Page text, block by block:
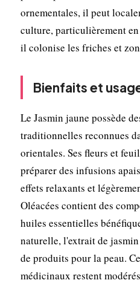
ornementales, il peut
culture, particulièrement
il colonise les friches et
Bienfaits et
Le Jasmin jaune possède
traditionnelles reconnues
orientales. Ses fleurs et
préparer des infusions
effets relaxants et
Oléacées contient des
huiles essentielles
naturelle, l'extrait de
de produits pour la peau.
médicinaux restent